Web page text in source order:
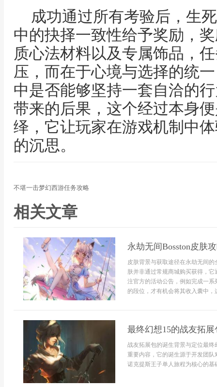
成功通过所有考验后，生
中的抉择一致性给予奖励，
质心法材料以及专属饰品，
压，而在于心境与选择的统
中是否能够坚持一套自洽的
带来的后果，这个经过本身
绎，它让玩家在游戏机制中
的沉思。
不堪一击梦幻西游任务攻略
相关文章
永劫无间Bosston皮肤
皮肤背景与获取途径在永劫无间
肤并非通过常规商城购买获得，
注官方的活动公告，例如完成一
的段位，才有机会将其收入囊中，
最终幻想15的战友拓展
战友拓展包的诞生背景与定位最
重要内容，它的诞生源于开发团
诺克提斯王子单人旅程为核心的